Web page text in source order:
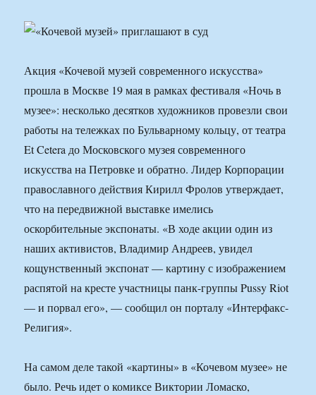
Акция «Кочевой музей современного искусства»
прошла в Москве 19 мая в рамках фестиваля «Ночь в
музее»: несколько десятков художников провезли свои
работы на тележках по Бульварному кольцу, от театра
Et Cetera до Московского музея современного
искусства на Петровке и обратно. Лидер Корпорации
православного действия Кирилл Фролов утверждает,
что на передвижной выставке имелись
оскорбительные экспонаты. «В ходе акции один из
наших активистов, Владимир Андреев, увидел
кощунственный экспонат — картину с изображением
распятой на кресте участницы панк-группы Pussy Riot
— и порвал его», — сообщил он порталу «Интерфакс-
Религия».
На самом деле такой «картины» в «Кочевом музее» не
было. Речь идет о комиксе Виктории Ломаско,